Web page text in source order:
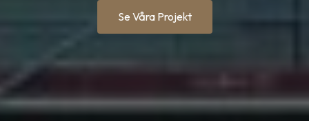
Se Våra Projekt